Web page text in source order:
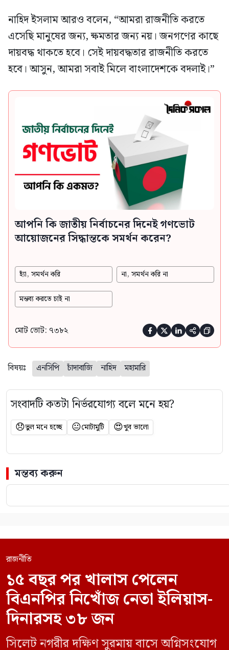
নাহিদ ইসলাম আরও বলেন, “আমরা রাজনীতি করতে
এসেছি মানুষের জন্য, ক্ষমতার জন্য নয়। জনগণের কাছে
দায়বদ্ধ থাকতে হবে। সেই দায়বদ্ধতার রাজনীতি করতে
হবে। আসুন, আমরা সবাই মিলে বাংলাদেশকে বদলাই।”
আপনি কি জাতীয় নির্বাচনের দিনেই গণভোট
আয়োজনের সিদ্ধান্তকে সমর্থন করেন?
হ্যাঁ, সমর্থন করি না, সমর্থন করি না
মন্তব্য করতে চাই না
মোট ভোট: ৭৩৮২     
বিষয়ঃ এনসিপি চাঁদাবাজি নাহিদ মহামারি
সংবাদটি কতটা নির্ভরযোগ্য বলে মনে হয়?
😞ভুল মনে হচ্ছে 😐মোটামুটি 😍খুব ভালো
মন্তব্য করুন
রাজনীতি
১৫ বছর পর খালাস পেলেন
বিএনপির নিখোঁজ নেতা ইলিয়াস-
দিনারসহ ৩৮ জন
সিলেট নগরীর দক্ষিণ সুরমায় বাসে অগ্নিসংযোগ